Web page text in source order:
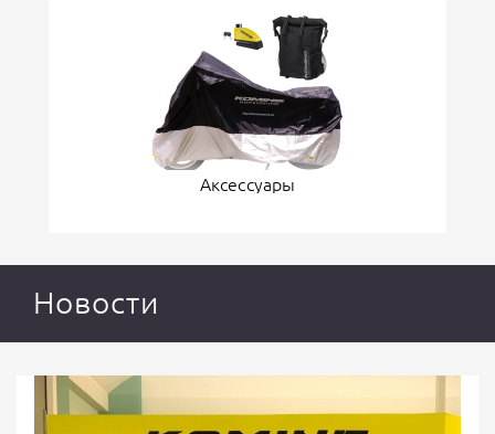
Аксессуары
Новости